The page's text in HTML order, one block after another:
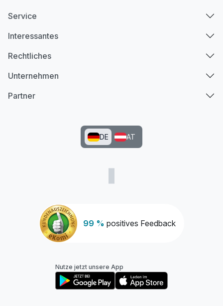
99 % positives Feedback
Service
Interessantes
Rechtliches
Unternehmen
Partner
DE AT
Nutze jetzt unsere App